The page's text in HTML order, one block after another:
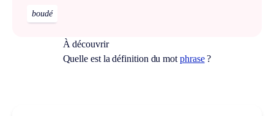
boudé
À découvrir
Quelle est la définition du motphrase?